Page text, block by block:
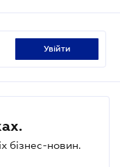
увійти
бізнес-новин.